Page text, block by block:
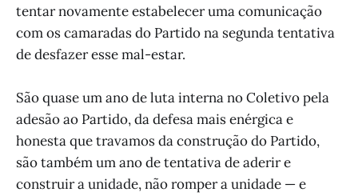
tentar novamente estabelecer uma comunicação
com os camaradas do Partido na segunda tentativa
de desfazer esse mal-estar.
São quase um ano de luta interna no Coletivo pela
adesão ao Partido, da defesa mais enérgica e
honesta que travamos da construção do Partido,
são também um ano de tentativa de aderir e
construir a unidade, não romper a unidade — e